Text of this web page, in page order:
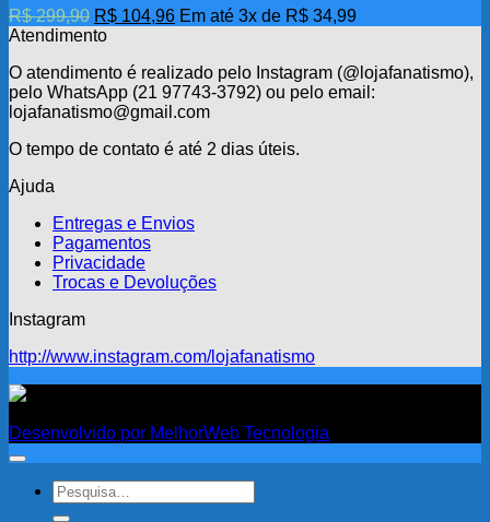
R$299,90 O
preço
era:
R$ 299,90.
R$ 104,96O
é:
R$ 104,96.
Em até 3x de R$ 34,99
Atendimento
O atendimento é realizado pelo Instagram (@lojafanatismo),
pelo WhatsApp (21 97743-3792) ou pelo email:
lojafanatismo@gmail.com
O tempo de contato é até 2 dias úteis.
Ajuda
Entregas e Envios
Pagamentos
Privacidade
Trocas e Devoluções
Instagram
http://www.instagram.com/lojafanatismo
Desenvolvido por MelhorWeb Tecnologia
Pesquisar
por: